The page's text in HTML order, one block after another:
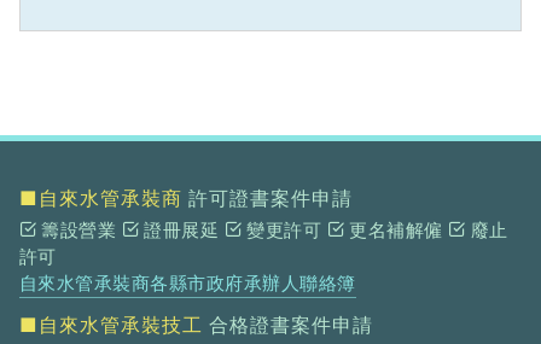
■自來水管承裝商 許可證書案件申請
籌設營業 證冊展延 變更許可 更名補解僱
廢止
許可
自來水管承裝商各縣市政府承辦人聯絡簿
■自來水管承裝技工 合格證書案件申請